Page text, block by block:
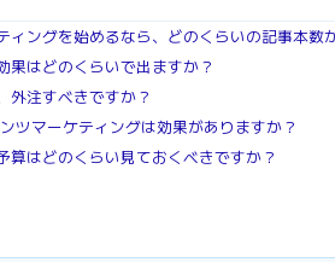
ングを始めるなら、どのくらいの記事本数
果はどのくらいで出ますか？
外注すべきですか？
ツマーケティングは効果がありますか？
はどのくらい見ておくべきですか？